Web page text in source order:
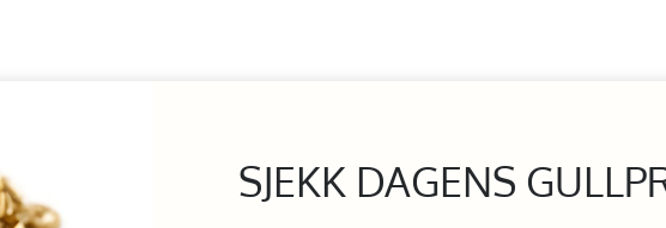
SJEKK DAGENS